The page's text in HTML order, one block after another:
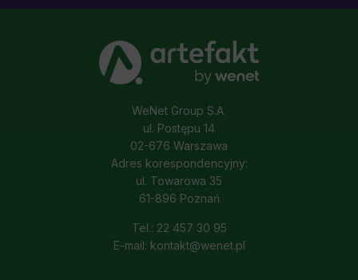
WeNet Group S.A.
ul. Postępu 14
02-676 Warszawa
Adres korespondencyjny:
ul. Towarowa 35
61-896 Poznań
Tel.: 22 457 30 95
E-mail: kontakt@wenet.pl